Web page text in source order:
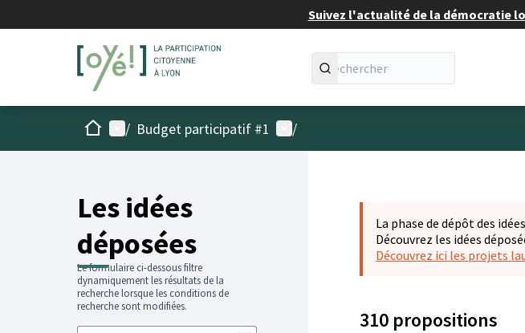
Suivez l'actualité de la démocratie
AccueilMenu principal
/ Budget participatif #1 Menu utilisateur
/
Les idées
déposées
Le formulaire ci-dessous filtre
dynamiquement les résultats de la
recherche lorsque les conditions de
recherche sont modifiées.
La phase de dépôt des
Découvrez les idées
Découvrez ici les projets
310 propositions